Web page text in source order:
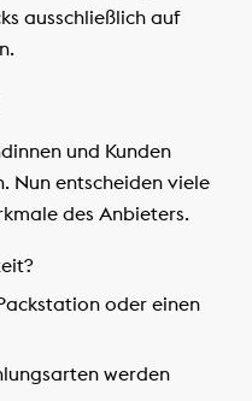
ausschließlich auf
und Kunden
Nun entscheiden viele
des Anbieters.
oder einen
werden